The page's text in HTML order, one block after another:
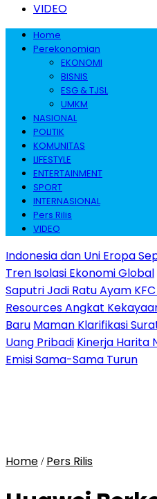
VIDEO
Home
Perekonomian
EKONOMI
BISNIS
ESG & TJSL
UMKM
NASIONAL
POLITIK
KOMUNITAS
LIFESTYLE
ENTERTAINMENT
SPORT
INTERNASIONAL
Pers Rilis
VIDEO
Indonesia dan Uni Eropa
Tren Isolasi Ekonomi Global
Saputri Jadi Ratu Ayam
Resources Angkat
Baru Maman Klarifikasi
Uang Pribadi Kinerja Harita
Emisi Sama-Sama Turun
Home / Pers Rilis